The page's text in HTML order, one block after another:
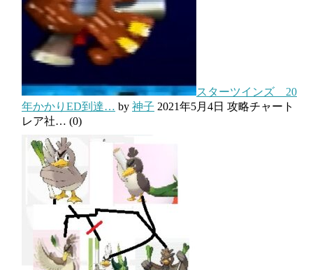
スターツインズ 20
年かかりED到達… by 神子 2021年5月4日 攻略チャート
レア社… (0)